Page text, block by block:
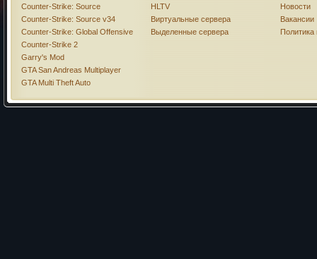
Counter-Strike: Source
Counter-Strike: Source v34
Counter-Strike: Global Offensive
Counter-Strike 2
Garry's Mod
GTA San Andreas Multiplayer
GTA Multi Theft Auto
HLTV
Виртуальные сервера
Выделенные сервера
Новости
Вакансии
Политика